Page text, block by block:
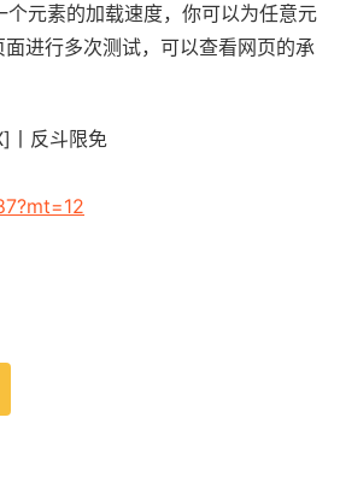
元素的加载速度，你可以为任意元
进行多次测试，可以查看网页的承